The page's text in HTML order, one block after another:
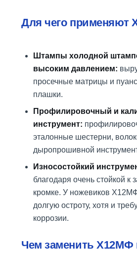
Для чего применяют
Штампы холодной
высоким давлением:
просечные матрицы и
плашки.
Профилировочный и
инструмент:
эталонные шестерни,
дыропрошивной
Износостойкий
благодаря очень стойкой к
кромке. У ножевиков
долгую остроту, хотя и
коррозии.
Чем заменить Х12МФ